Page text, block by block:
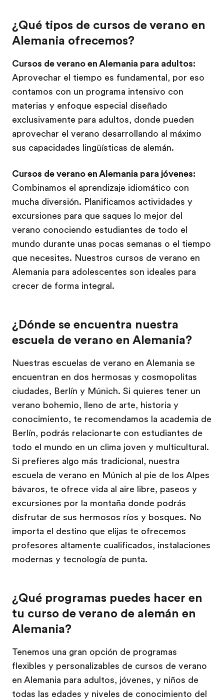
¿Qué tipos de cursos de verano en
Alemania ofrecemos?
Cursos de verano en Alemania para adultos:
Aprovechar el tiempo es fundamental, por eso
contamos con un programa intensivo con
materias y enfoque especial diseñado
exclusivamente para adultos, donde pueden
aprovechar el verano desarrollando al máximo
sus capacidades lingüísticas de alemán.
Cursos de verano en Alemania para jóvenes:
Combinamos el aprendizaje idiomático con
mucha diversión. Planificamos actividades y
excursiones para que saques lo mejor del
verano conociendo estudiantes de todo el
mundo durante unas pocas semanas o el tiempo
que necesites. Nuestros cursos de verano en
Alemania para adolescentes son ideales para
crecer de forma integral.
¿Dónde se encuentra nuestra
escuela de verano en Alemania?
Nuestras escuelas de verano en Alemania se
encuentran en dos hermosas y cosmopolitas
ciudades, Berlín y Múnich. Si quieres tener un
verano bohemio, lleno de arte, historia y
conocimiento, te recomendamos la academia de
Berlín, podrás relacionarte con estudiantes de
todo el mundo en un clima joven y multicultural.
Si prefieres algo más tradicional, nuestra
escuela de verano en Múnich al pie de los Alpes
bávaros, te ofrece vida al aire libre, paseos y
excursiones por la montaña donde podrás
disfrutar de sus hermosos ríos y bosques. No
importa el destino que elijas te ofrecemos
profesores altamente cualificados, instalaciones
modernas y tecnología de punta.
¿Qué programas puedes hacer en
tu curso de verano de alemán en
Alemania?
Tenemos una gran opción de programas
flexibles y personalizables de cursos de verano
en Alemania para adultos, jóvenes, y niños de
todas las edades y niveles de conocimiento del